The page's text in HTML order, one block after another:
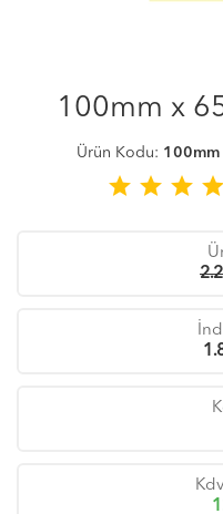
100mm x
Ürün Kodu:
star star star star